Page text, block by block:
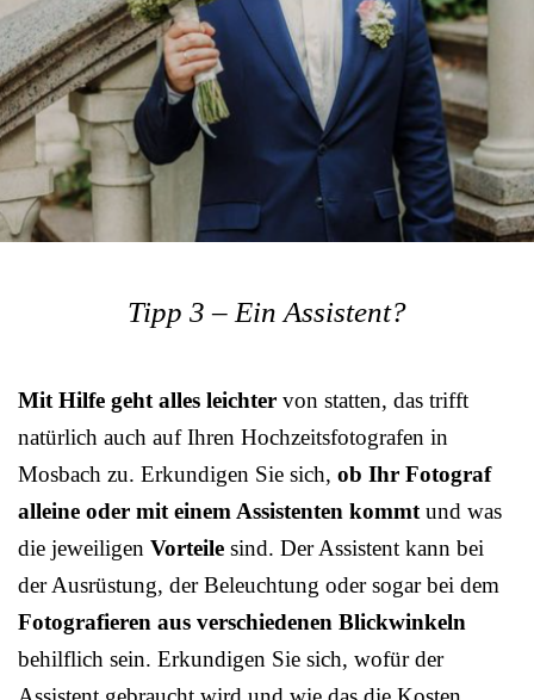
Tipp 3 – Ein Assistent?
Mit Hilfe geht alles leichter von statten, das trifft
natürlich auch auf Ihren Hochzeitsfotografen in
Mosbach zu. Erkundigen Sie sich, ob Ihr Fotograf
alleine oder mit einem Assistenten kommt und was
die jeweiligen Vorteile sind. Der Assistent kann bei
der Ausrüstung, der Beleuchtung oder sogar bei dem
Fotografieren aus verschiedenen Blickwinkeln
behilflich sein. Erkundigen Sie sich, wofür der